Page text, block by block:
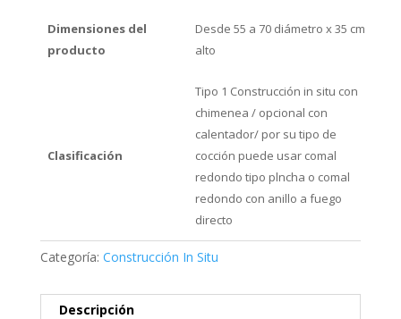
Dimensiones del
producto
Desde 55 a 70 diámetro x 35 cm
alto
Clasificación
Tipo 1 Construcción in situ con
chimenea / opcional con
calentador/ por su tipo de
cocción puede usar comal
redondo tipo plncha o comal
redondo con anillo a fuego
directo
Categoría: Construcción In Situ
Descripción